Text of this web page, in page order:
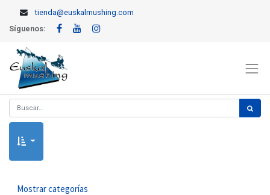
tienda@euskalmushing.com
Síguenos:
Mostrar categorías